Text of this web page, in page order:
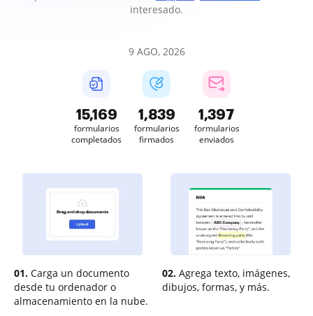
interesado.
9 AGO, 2026
15,170
formularios
completados
1,839
formularios
firmados
1,397
formularios
enviados
01. Carga un documento
desde tu ordenador o
almacenamiento en la nube.
02. Agrega texto, imágenes,
dibujos, formas, y más.